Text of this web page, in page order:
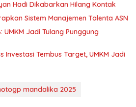
Hadi Dikabarkan Hilang Kontak
Sistem Manajemen Talenta ASN
Jadi Tulang Punggung
Investasi Tembus Target, UMKM Jadi
mandalika 2025